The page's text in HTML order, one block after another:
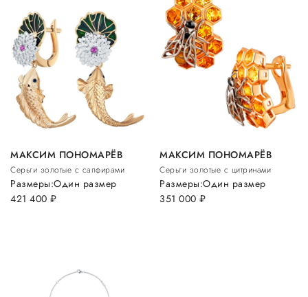
МАКСИМ ПОНОМАРЁВ
Серьги золотые с сапфирами
421 400 руб.
Размеры:Один размер
МАКСИМ ПОНОМАРЁВ
Серьги золотые с цитринами
351 000руб.
Размеры:Один размер